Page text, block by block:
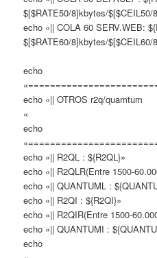
$[$RATE50/8]kbytes/$[$CEIL50/
echo «|| COLA 60 SERV.WEB:
$[$RATE60/8]kbytes/$[$CEIL60/
echo
echo «|| OTROS r2q/quamtum
«
echo
echo «|| R2QL : ${R2QL}»
echo «|| R2QLR(Entre 1500-
echo «|| QUANTUML :
echo «|| R2QI : ${R2QI}»
echo «|| R2QIR(Entre 1500-
echo «|| QUANTUMI :
echo